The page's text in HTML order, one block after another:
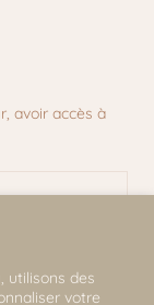
utilisons des
votre
avoir accès à